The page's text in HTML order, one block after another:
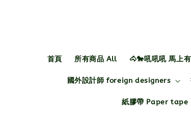
首頁 所有商品 All 🐴🐎吼吼吼 馬上
國外設計師 foreign designers
紙膠帶 Paper tape